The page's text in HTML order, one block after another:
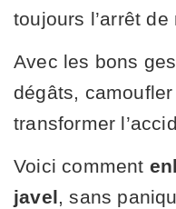
toujours l’arrêt de
Avec les bons
dégâts,
transformer
Voici comment
javel , sans